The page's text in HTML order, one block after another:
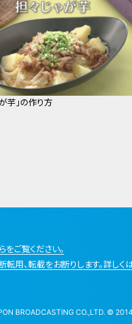
芋」の作り方
ご覧ください。
用、転載をお断りします。詳しくは
BROADCASTING CO.,LTD. ©